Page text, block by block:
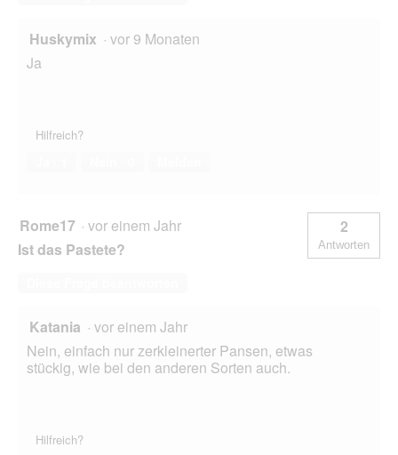
n
Huskymix · vor 9 Monaten
Ja
Hilfreich?
Rome17 · vor einem Jahr
Ist das Pastete?
2
Antworten
Katania · vor einem Jahr
Nein, einfach nur zerkleinerter Pansen, etwas
stückig, wie bei den anderen Sorten auch.
Hilfreich?